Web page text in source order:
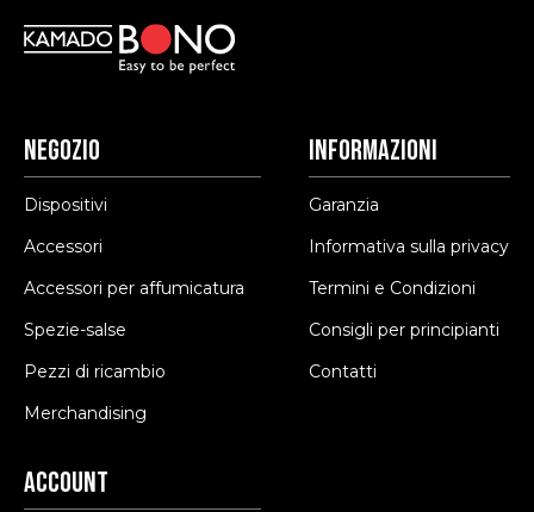
Negozio
Dispositivi
Accessori
Accessori per affumicatura
Spezie-salse
Pezzi di ricambio
Merchandising
Informazioni
Garanzia
Informativa sulla privacy
Termini e Condizioni
Consigli per principianti
Contatti
Account